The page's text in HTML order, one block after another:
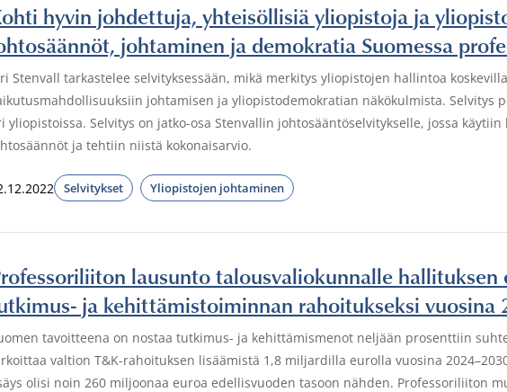
hyvin johdettuja, yhteisöllisiä yliopistoja ja
johtaminen ja demokratia Suomessa
Stenvall tarkastelee selvityksessään, mikä merkitys yliopistojen hallintoa
johtamisen ja yliopistodemokratian näkökulmista. Selvitys
yliopistoissa. Selvitys on jatko-osa Stenvallin johtosääntöselvitykselle, jossa
ja tehtiin niistä kokonaisarvio.
Selvitykset Yliopistojen johtaminen
lausunto talousvaliokunnalle hallituksen
ja kehittämistoiminnan rahoitukseksi vuosina
tavoitteena on nostaa tutkimus- ja kehittämismenot neljään prosenttiin
valtion T&K-rahoituksen lisäämistä 1,8 miljardilla eurolla vuosina
olisi noin 260 miljoonaa euroa edellisvuoden tasoon nähden. Professoriliiton